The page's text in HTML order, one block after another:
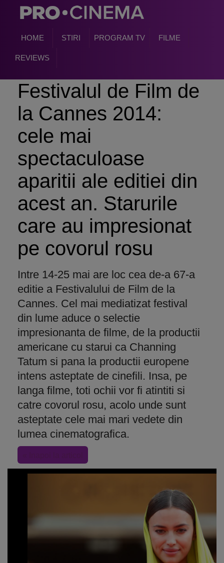
HOME STIRI PROGRAM TV FILME
REVIEWS
Festivalul de Film de
la Cannes 2014:
cele mai
spectaculoase
aparitii ale editiei din
acest an. Starurile
care au impresionat
pe covorul rosu
Intre 14-25 mai are loc cea de-a 67-a
editie a Festivalului de Film de la
Cannes. Cel mai mediatizat festival
din lume aduce o selectie
impresionanta de filme, de la productii
americane cu starui ca Channing
Tatum si pana la productii europene
intens asteptate de cinefili. Insa, pe
langa filme, toti ochii vor fi atintiti si
catre covorul rosu, acolo unde sunt
asteptate cele mai mari vedete din
lumea cinematografica.